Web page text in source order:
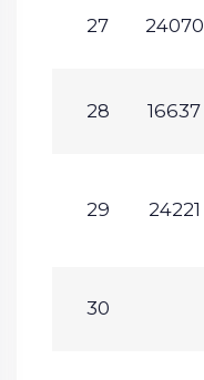
27 24070
28 16637
29 24221
30